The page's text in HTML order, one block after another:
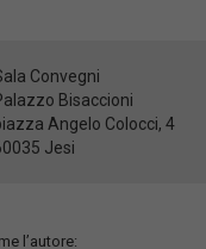
Convegni
Bisaccioni
Angelo Colocci, 4
Jesi
l’autore: